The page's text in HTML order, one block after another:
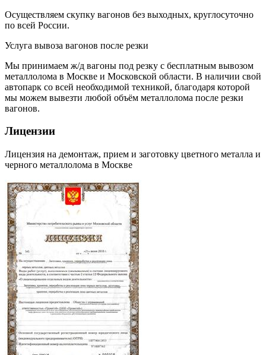
Осуществляем скупку вагонов без выходных, круглосуточно
по всей России.
Услуга вывоза вагонов после резки
Мы принимаем ж/д вагоны под резку с бесплатным вывозом
металлолома в Москве и Московской области. В наличии свой
автопарк со всей необходимой техникой, благодаря которой
мы можем вывезти любой объём металлолома после резки
вагонов.
Лицензии
Лицензия на демонтаж, прием и заготовку цветного металла и
черного металлолома в Москве